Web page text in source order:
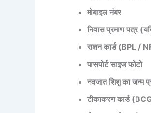
मोबाइल नंबर
निवास प्रमाण पत्र
राशन कार्ड (BPL /
पासपोर्ट साइज फोटो
नवजात शिशु का जन्म
टीकाकरण कार्ड